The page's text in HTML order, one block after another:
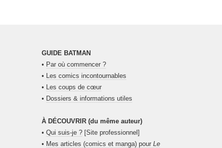
GUIDE BATMAN
• Par où commencer ?
• Les comics incontournables
• Les coups de cœur
• Dossiers & informations utiles
À DÉCOUVRIR (du même auteur)
• Qui suis-je ? [Site professionnel]
• Mes articles (comics et manga) pour Le